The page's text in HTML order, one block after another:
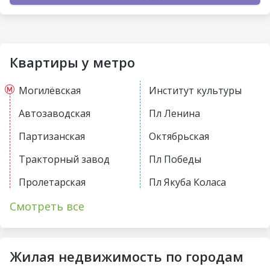
Квартиры у метро
Могилёвская
Автозаводская
Партизанская
Тракторный завод
Пролетарская
Первомайская
Купаловская
Немига
Институт культуры
Пл Ленина
Октябрьская
Пл Победы
Пл Якуба Коласа
Парк Челюскинцев
Смотреть все
Жилая недвижимость по городам